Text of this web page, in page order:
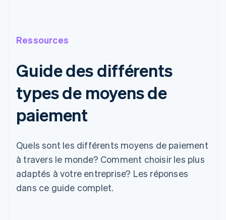
Ressources
Guide des différents
types de moyens de
paiement
Quels sont les différents moyens de paiement
à travers le monde? Comment choisir les plus
adaptés à votre entreprise? Les réponses
dans ce guide complet.